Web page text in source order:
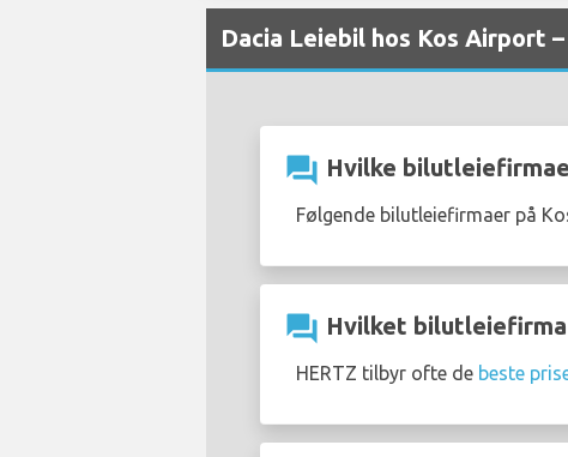
Dacia Leiebil hos Kos Airport
question_answer Hvilke
Følgende bilutleiefirmaer på
question_answer Hvilket
HERTZ tilbyr ofte de beste